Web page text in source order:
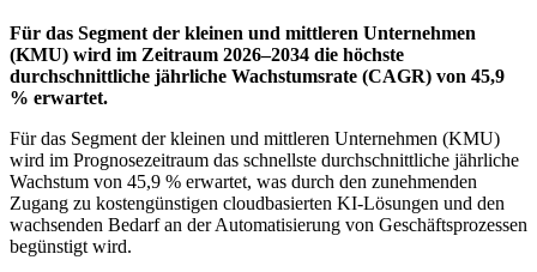
Für das Segment der kleinen und mittleren Unternehmen
(KMU) wird im Zeitraum 2026–2034 die höchste
durchschnittliche jährliche Wachstumsrate (CAGR) von 45,9
% erwartet.
Für das Segment der kleinen und mittleren Unternehmen (KMU)
wird im Prognosezeitraum das schnellste durchschnittliche jährliche
Wachstum von 45,9 % erwartet, was durch den zunehmenden
Zugang zu kostengünstigen cloudbasierten KI-Lösungen und den
wachsenden Bedarf an der Automatisierung von Geschäftsprozessen
begünstigt wird.